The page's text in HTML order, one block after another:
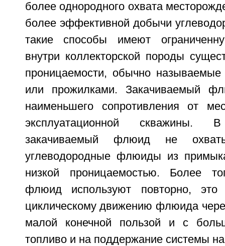
более однородного охвата
более эффективной добычи
такие способы имеют
внутри коллекторской породы
проницаемости, обычно
или прожилками. Закачиваемый
наименьшего сопротивления от
эксплуатационной скважины.
закачиваемый флюид не
углеводородные флюиды из
низкой проницаемостью. Более
флюид используют повторно,
циклическому движению флюида
малой конечной пользой и с
топливо и на поддержание системы